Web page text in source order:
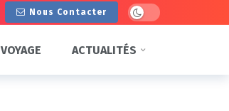
Nous Contacter Dark mode
VOYAGE ACTUALITÉS